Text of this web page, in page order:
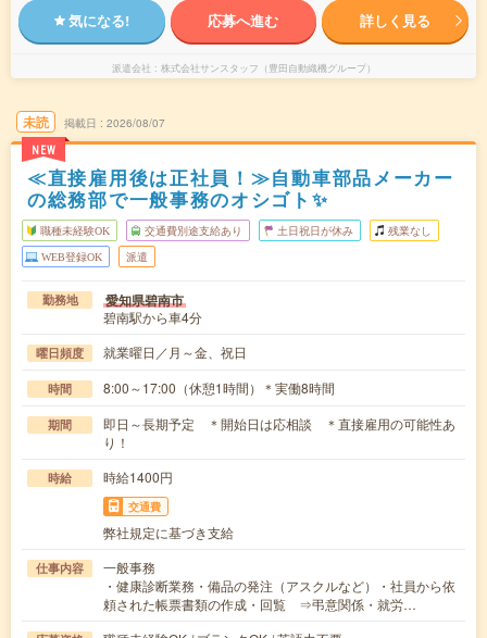
気になる! 応募へ進む 詳しく見る
派遣会社 株式会社サンスタッフ（豊田自動織機グループ）
未読
NEW
掲載日 2026/08/07
≪直接雇用後は正社員！≫自動車部品メーカー
の総務部で一般事務のオシゴト✨
職種未経験OK 交通費別途支給あり 土日祝日が休み 残業なし
WEB登録OK 派遣
勤務地 愛知県碧南市
碧南駅から車4分
曜日頻度 就業曜日／月～金、祝日
時間 8:00～17:00（休憩1時間）＊実働8時間
期間
即日～長期予定 ＊開始日は応相談 ＊直接雇用の可能性あ
り！
時給 時給1400円
交通費
弊社規定に基づき支給
仕事内容
一般事務
・健康診断業務・備品の発注（アスクルなど）・社員から依
頼された帳票書類の作成・回覧 ⇒弔意関係・就労…